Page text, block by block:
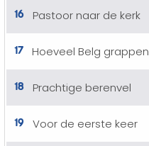
16 Pastoor naar de kerk
17 Hoeveel Belg grappen
18 Prachtige berenvel
19 Voor de eerste keer